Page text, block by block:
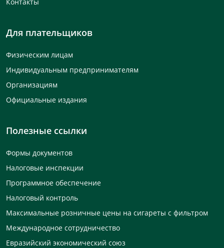
Для плательщиков
Физическим лицам
Индивидуальным предпринимателям
Организациям
Официальные издания
Полезные ссылки
Формы документов
Налоговые инспекции
Программное обеспечение
Налоговый контроль
Максимальные розничные цены на сигареты с фильтром
Международное сотрудничество
Евразийский экономический союз